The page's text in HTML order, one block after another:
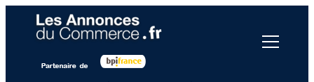
Panneau de gestion des cookies